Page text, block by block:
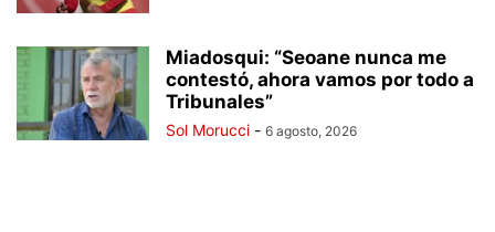
Miadosqui: “Seoane nunca me
contestó, ahora vamos por todo a
Tribunales”
Sol Morucci - 6 agosto, 2026